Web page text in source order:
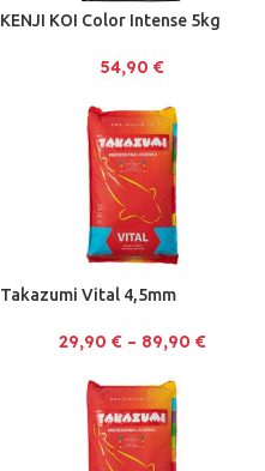
KENJI KOI Color Intense 5kg
54,90 €
Takazumi Vital 4,5mm
29,90 € – 89,90 €